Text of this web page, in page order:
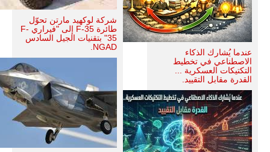
عندما يُشارك الذكاء
الاصطناعي في تخطيط
التكتيكات العسكرية ...
القدرة مقابل التقييد.
شركة لوكهيد مارتن تحوّل
طائرة F-35 إلى "فيراري F-
35" بتقنيات الجيل السادس
NGAD.